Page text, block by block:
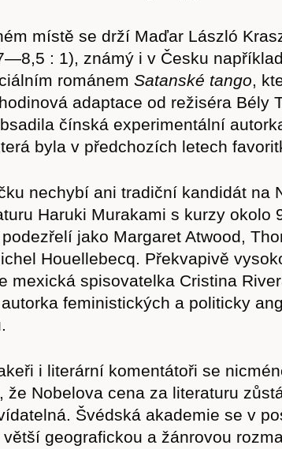
Obchod
místě se drží Maďar László
: 1), známý i v Česku
románem Satanské tango,
adaptace od režiséra Bély
čínská experimentální
byla v předchozích letech
nechybí ani tradiční kandidát na
Haruki Murakami s kurzy
jako Margaret Atwood,
Houellebecq. Překvapivě
mexická spisovatelka Cristina
feministických a politicky
i literární komentátoři se
že Nobelova cena za literaturu
Švédská akademie se v
geografickou a žánrovou